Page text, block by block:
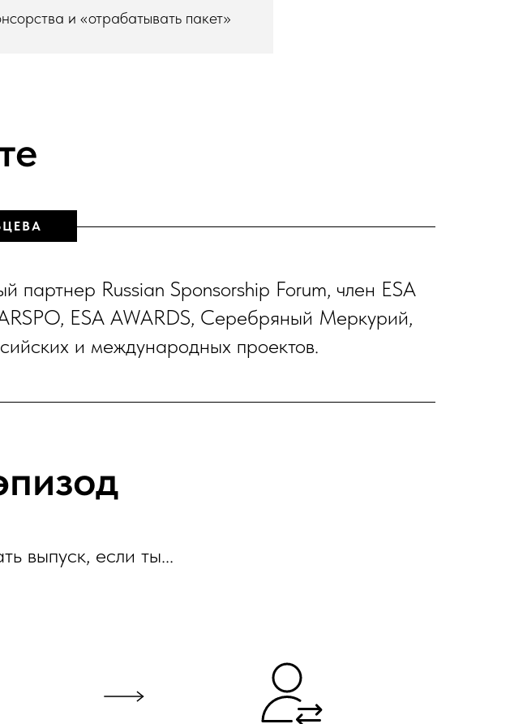
и «отрабатывать пакет»
партнер Russian Sponsorship Forum, член ESA
ESA AWARDS, Серебряный Меркурий,
и международных проектов.
выпуск, если ты...